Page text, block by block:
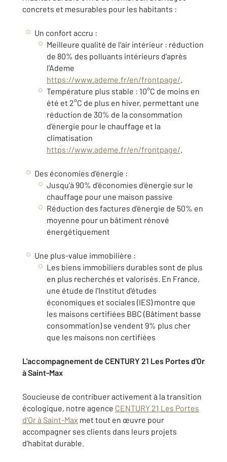
concrets et mesurables pour les habitants :
Un confort accru :
Meilleure qualité de l'air intérieur : réduction
de 80% des polluants intérieurs d'après
l'Ademe
https://www.ademe.fr/en/frontpage/.
Température plus stable : 10°C de moins en
été et 2°C de plus en hiver, permettant une
réduction de 30% de la consommation
d'énergie pour le chauffage et la
climatisation
https://www.ademe.fr/en/frontpage/.
Des économies d'énergie :
Jusqu'à 90% d'économies d'énergie sur le
chauffage pour une maison passive
Réduction des factures d'énergie de 50% en
moyenne pour un bâtiment rénové
énergétiquement
Une plus-value immobilière :
Les biens immobiliers durables sont de plus
en plus recherchés et valorisés. En France,
une étude de l'Institut d'études
économiques et sociales (IES) montre que
les maisons certifiées BBC (Bâtiment basse
consommation) se vendent 9% plus cher
que les maisons non certifiées
L'accompagnement de CENTURY 21 Les Portes d'Or
à Saint-Max
Soucieuse de contribuer activement à la transition
écologique, notre agence CENTURY 21 Les Portes
d'Or à Saint-Max met tout en œuvre pour
accompagner ses clients dans leurs projets
d'habitat durable.